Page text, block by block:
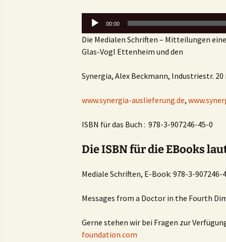
Audio-
Player
00:00
Die Medialen Schriften – Mitteilungen
Glas-Vogl Ettenheim und den
Synergia, Alex Beckmann, Industriestr. 20
www.synergia-auslieferung.de,
ISBN für das Buch : 978-3-907246-45-0
Die ISBN für die EBooks
Mediale Schriften, E-Book: 978-3-907246-
Messages from a Doctor in the Fourth
Gerne stehen wir bei Fragen zur
foundation.com